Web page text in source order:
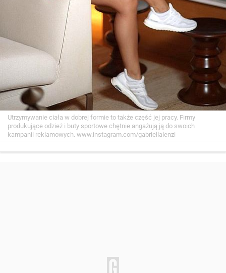
Utrzymywanie ciała w dobrej formie to także część jej pracy. Firmy
produkujące odzież i buty sportowe chętnie angażują ją do swoich
kampanii reklamowych. www.instagram.com/gabriellalenzi